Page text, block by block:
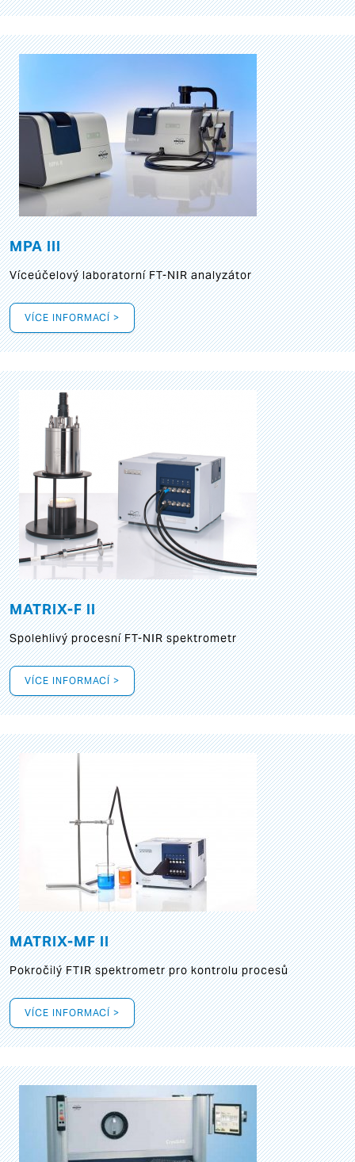
MPA III
Víceúčelový laboratorní FT-NIR analyzátor
VÍCE INFORMACÍ >
MATRIX-F II
Spolehlivý procesní FT-NIR spektrometr
VÍCE INFORMACÍ >
MATRIX-MF II
Pokročilý FTIR spektrometr pro kontrolu procesů
VÍCE INFORMACÍ >